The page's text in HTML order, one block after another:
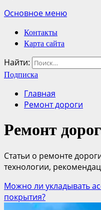
Основное меню
Контакты
Карта сайта
Найти:
Подписка
Главная
Ремонт дороги
Ремонт
Статьи о ремонте
технологии,
Можно ли укладывать
покрытия?